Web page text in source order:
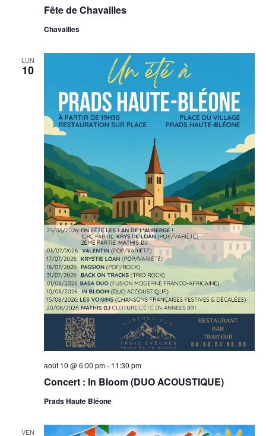
Fête de Chavailles
Chavailles
LUN
10
Concert : In Bloom (DUO ACOUSTIQUE)
août 10 @ 6:00 pm- 11:30 pm
Prads Haute Bléone
VEN